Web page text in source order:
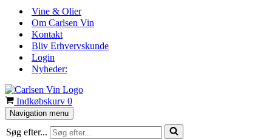
Vine & Olier
Om Carlsen Vin
Kontakt
Bliv Erhvervskunde
Login
Nyheder:
Indkøbskurv 0
Navigation menu
Søg efter...